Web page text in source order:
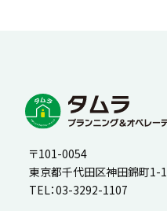
〒101-0054
東京都千代田区神田錦町1-
TEL：03-3292-1107